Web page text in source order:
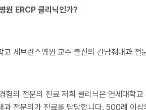
원 ERCP 클리닉인가?
교 세브란스병원 교수 출신의 간담췌내과 전
험의 전문의 진료 저희 클리닉은 연세대학교
과 전문의가 진료를 담당합니다. 500례 이